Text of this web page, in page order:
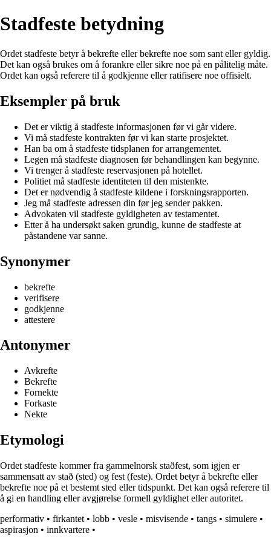
Stadfeste betydning
Ordet stadfeste betyr å bekrefte eller bekrefte noe som sant eller gyldig.
Det kan også brukes om å forankre eller sikre noe på en pålitelig måte.
Ordet kan også referere til å godkjenne eller ratifisere noe offisielt.
Eksempler på bruk
Det er viktig å stadfeste informasjonen før vi går videre.
Vi må stadfeste kontrakten før vi kan starte prosjektet.
Han ba om å stadfeste tidsplanen for arrangementet.
Legen må stadfeste diagnosen før behandlingen kan begynne.
Vi trenger å stadfeste reservasjonen på hotellet.
Politiet må stadfeste identiteten til den mistenkte.
Det er nødvendig å stadfeste kildene i forskningsrapporten.
Jeg må stadfeste adressen din før jeg sender pakken.
Advokaten vil stadfeste gyldigheten av testamentet.
Etter å ha undersøkt saken grundig, kunne de stadfeste at
påstandene var sanne.
Synonymer
bekrefte
verifisere
godkjenne
attestere
Antonymer
Avkrefte
Bekrefte
Fornekte
Forkaste
Nekte
Etymologi
Ordet stadfeste kommer fra gammelnorsk staðfest, som igjen er
sammensatt av stað (sted) og fest (feste). Ordet betyr å bekrefte eller
bekrefte noe på et bestemt sted eller tidspunkt. Det kan også referere til
å gi en handling eller avgjørelse formell gyldighet eller autoritet.
performativ • firkantet • lobb • vesle • misvisende • tangs • simulere •
aspirasjon • innkvartere •